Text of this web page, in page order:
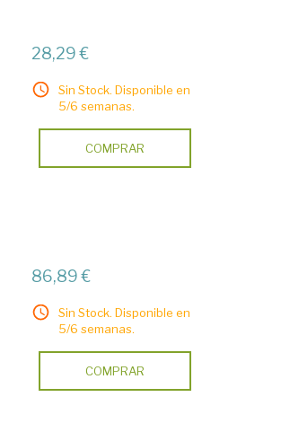
28,29 €
Sin Stock. Disponible en
5/6 semanas.
COMPRAR
86,89 €
Sin Stock. Disponible en
5/6 semanas.
COMPRAR